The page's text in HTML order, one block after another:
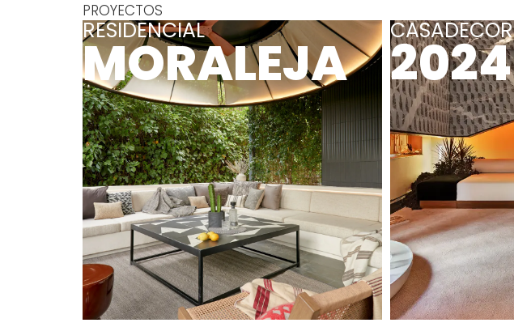
PROYECTOS
RESIDENCIAL
MORALEJA CASADECOR
2024